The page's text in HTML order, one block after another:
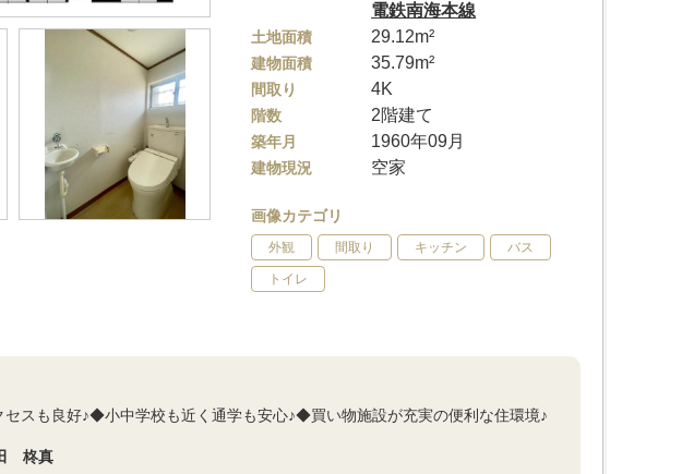
電鉄南海本線
土地面積 29.12m²
建物面積 35.79m²
間取り 4K
階数 2階建て
築年月 1960年09月
建物現況 空家
画像カテゴリ
外観 間取り キッチン バス
トイレ
スも良好♪◆小中学校も近く通学も安心♪◆買い物施設が充実の便利な住環境♪
柊真